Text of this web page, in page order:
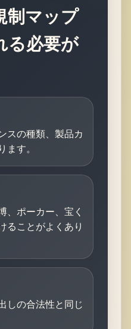
制マップ
る必要が
スの種類、製品カ
す。
、ポーカー、宝く
ることがよくあり
しの合法性と同じ